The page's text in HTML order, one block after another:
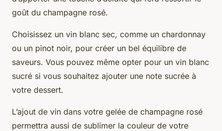
goût du champagne rosé.
Choisissez un vin blanc sec, comme un chardonnay
ou un pinot noir, pour créer un bel équilibre de
saveurs. Vous pouvez même opter pour un vin blanc
sucré si vous souhaitez ajouter une note sucrée à
votre dessert.
L’ajout de vin dans votre gelée de champagne rosé
permettra aussi de sublimer la couleur de votre